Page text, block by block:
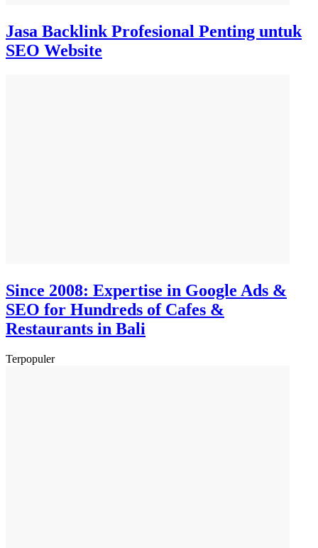
Jasa Backlink Profesional Penting untuk
SEO Website
Since 2008: Expertise in Google Ads &
SEO for Hundreds of Cafes &
Restaurants in Bali
Terpopuler